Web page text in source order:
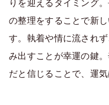
りを迎えるタイミング
の整理をすることで新
す。執着や情に流され
み出すことが幸運の鍵
だと信じることで、運